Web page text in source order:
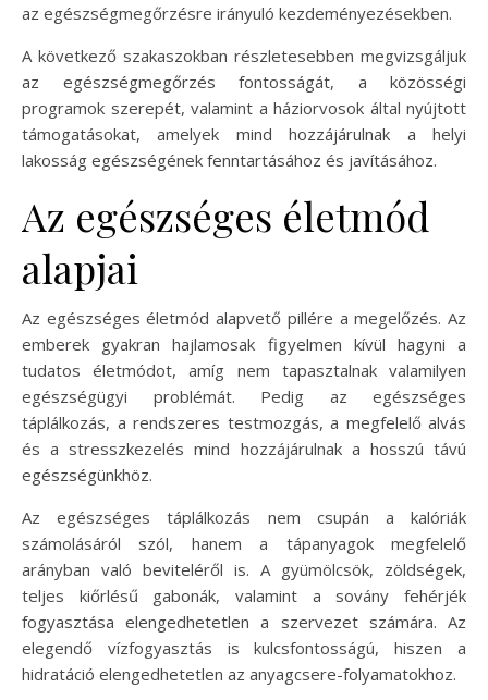
az egészségmegőrzésre irányuló kezdeményezésekben.
A következő szakaszokban részletesebben megvizsgáljuk
az egészségmegőrzés fontosságát, a közösségi
programok szerepét, valamint a háziorvosok által nyújtott
támogatásokat, amelyek mind hozzájárulnak a helyi
lakosság egészségének fenntartásához és javításához.
Az egészséges életmód
alapjai
Az egészséges életmód alapvető pillére a megelőzés. Az
emberek gyakran hajlamosak figyelmen kívül hagyni a
tudatos életmódot, amíg nem tapasztalnak valamilyen
egészségügyi problémát. Pedig az egészséges
táplálkozás, a rendszeres testmozgás, a megfelelő alvás
és a stresszkezelés mind hozzájárulnak a hosszú távú
egészségünkhöz.
Az egészséges táplálkozás nem csupán a kalóriák
számolásáról szól, hanem a tápanyagok megfelelő
arányban való beviteléről is. A gyümölcsök, zöldségek,
teljes kiőrlésű gabonák, valamint a sovány fehérjék
fogyasztása elengedhetetlen a szervezet számára. Az
elegendő vízfogyasztás is kulcsfontosságú, hiszen a
hidratáció elengedhetetlen az anyagcsere-folyamatokhoz.